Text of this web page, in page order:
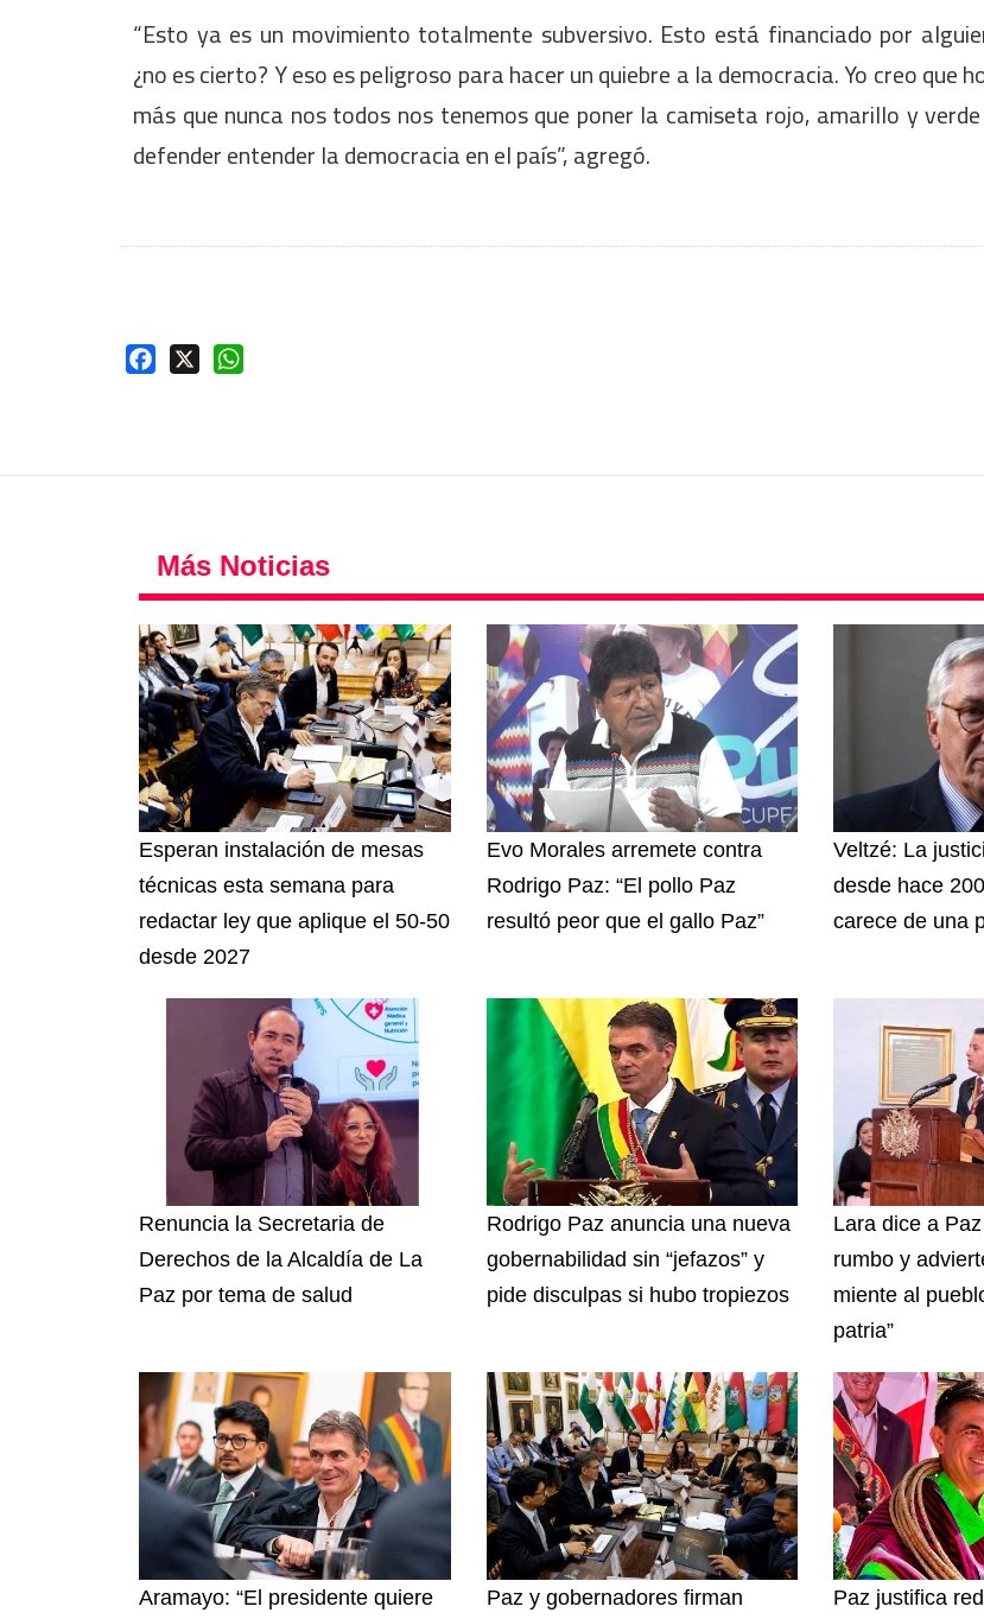
“Esto ya es un movimiento totalmente subversivo. Esto está financiado por
¿no es cierto? Y eso es peligroso para hacer un quiebre a la democracia. Yo creo que
más que nunca nos todos nos tenemos que poner la camiseta rojo, amarillo y
defender entender la democracia en el país”, agregó.
Facebook
Más Noticias
Esperan instalación de mesas
técnicas esta semana para
redactar ley que aplique el 50-50
desde 2027
Evo Morales arremete contra
Rodrigo Paz: “El pollo Paz
resultó peor que el gallo Paz”
Veltzé: La
desde hace
carece de una
Renuncia la Secretaria de
Derechos de la Alcaldía de La
Paz por tema de salud
Rodrigo Paz anuncia una nueva
gobernabilidad sin “jefazos” y
pide disculpas si hubo tropiezos
Lara dice a
rumbo y
miente al
patria”
Aramayo: “El presidente quiere Paz y gobernadores firman Paz justifica